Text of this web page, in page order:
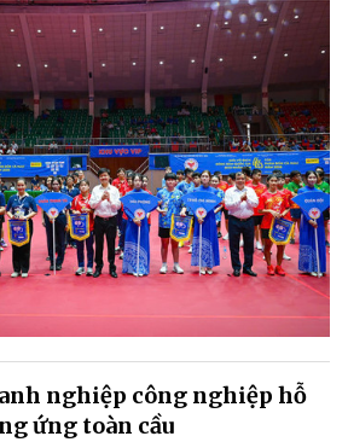
nghiệp công nghiệp hỗ
ứng toàn cầu